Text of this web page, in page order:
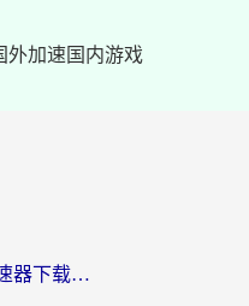
外加速国内游戏
海外崩坏：星穹铁道加速器下载安装：一份给游子的终极网络指南